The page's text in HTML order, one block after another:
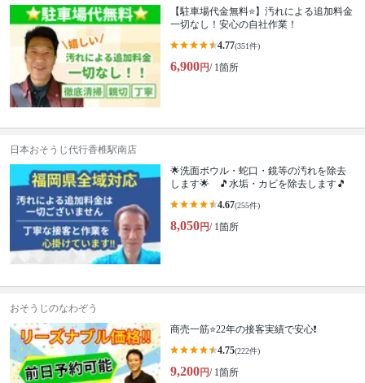
【駐車場代金無料⭐️】汚れによる追加料金
一切なし！安心の自社作業！
4.77(351件)
6,900円/ 1箇所
日本おそうじ代行香椎駅南店
🌟洗面ボウル・蛇口・鏡等の汚れを除去
します🌟 🎵水垢・カビを除去します🎵
4.67(255件)
8,050円/ 1箇所
おそうじのなわぞう
商売一筋⭐️22年の接客実績で安心❗️
4.75(222件)
9,200円/ 1箇所